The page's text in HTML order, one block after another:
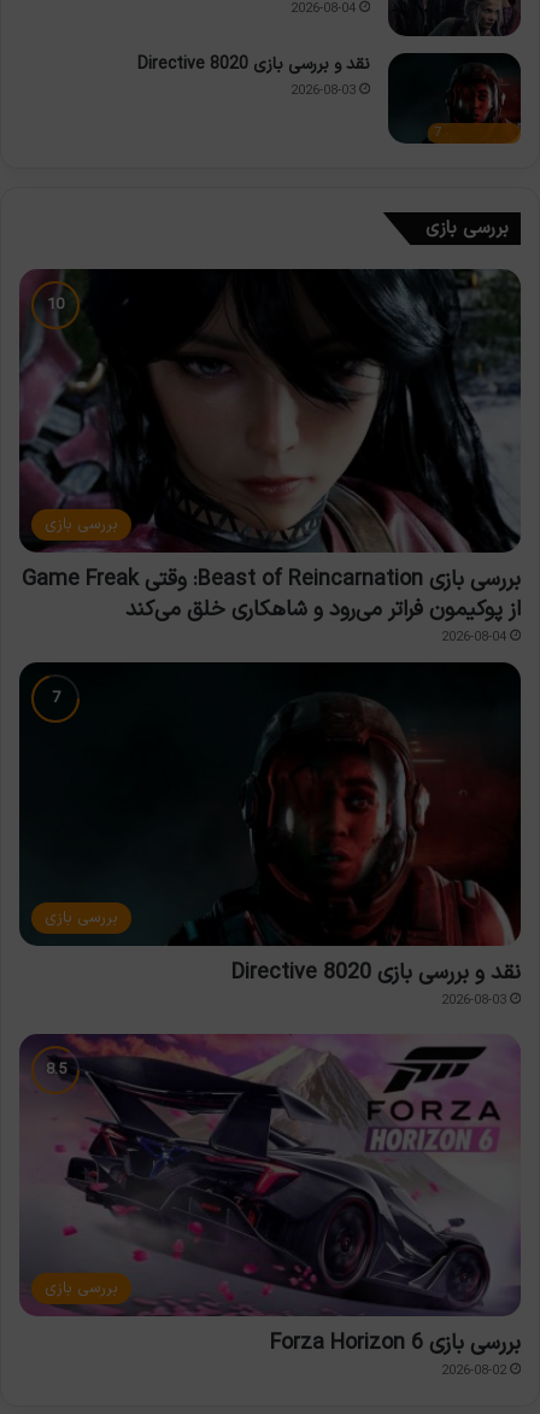
2026-08-04
7
نقد و بررسی بازی Directive 8020
2026-08-03
بررسی بازی
بررسی بازی
بررسی بازی Beast of Reincarnation: وقتی Game Freak
از پوکیمون فراتر می‌رود و شاهکاری خلق می‌کند
2026-08-04
بررسی بازی
نقد و بررسی بازی Directive 8020
2026-08-03
بررسی بازی
بررسی بازی Forza Horizon 6
2026-08-02